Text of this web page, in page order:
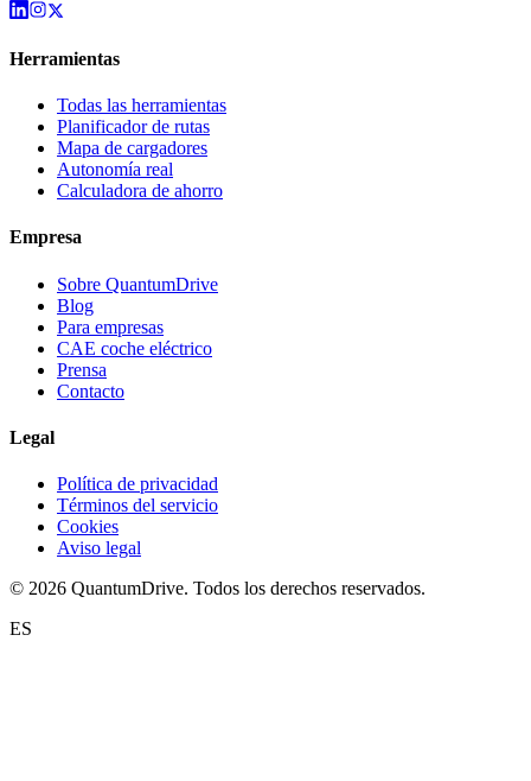
Herramientas
Todas las herramientas
Planificador de rutas
Mapa de cargadores
Autonomía real
Calculadora de ahorro
Empresa
Sobre QuantumDrive
Blog
Para empresas
CAE coche eléctrico
Prensa
Contacto
Legal
Política de privacidad
Términos del servicio
Cookies
Aviso legal
© 2026 QuantumDrive. Todos los derechos reservados.
ES